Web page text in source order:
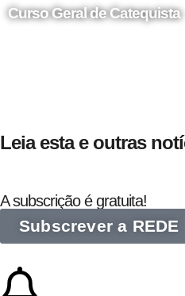
Curso Geral de Catequista
Leia esta e outras
A subscrição é gratuita!
Subscrever a REDE